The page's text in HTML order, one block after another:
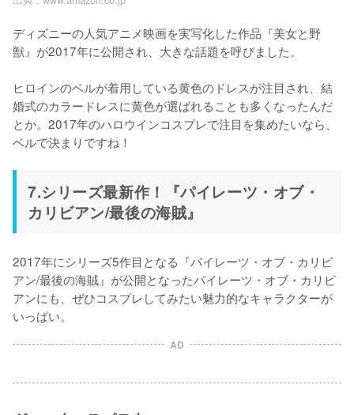
ディズニーの人気アニメ映画を実写化した作品『美女と野
獣』が2017年に公開され、大きな話題を呼びました。
ヒロインのベルが着用している黄色のドレスが注目され、結
婚式のカラードレスに黄色が選ばれることも多くなったんだ
とか。2017年のハロウインコスプレで注目を集めたいなら、
ベルで決まりですね！
7.シリーズ最新作！『パイレーツ・オブ・
カリビアン/最後の海賊』
2017年にシリーズ5作目となる『パイレーツ・オブ・カリビ
アン/最後の海賊』が公開となったパイレーツ・オブ・カリビ
アンにも、ぜひコスプレしてみたい魅力的なキャラクターが
いっぱい。
AD